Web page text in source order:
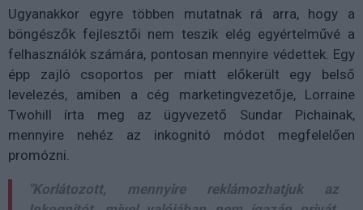
Ugyanakkor egyre többen mutatnak rá arra, hogy a
böngészők fejlesztői nem teszik elég egyértelművé a
felhasználók számára, pontosan mennyire védettek. Egy
épp zajló csoportos per miatt előkerült egy belső
levelezés, amiben a cég marketingvezetője, Lorraine
Twohill írta meg az ügyvezető Sundar Pichainak,
mennyire nehéz az inkognitó módot megfelelően
promózni.
"Korlátozott, mennyire reklámozhatjuk az